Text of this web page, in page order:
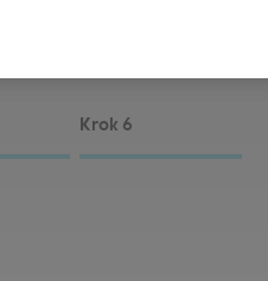
Krok 6